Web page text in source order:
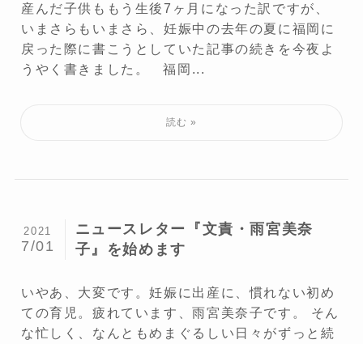
産んだ子供ももう生後7ヶ月になった訳ですが、
いまさらもいまさら、妊娠中の去年の夏に福岡に
戻った際に書こうとしていた記事の続きを今夜よ
うやく書きました。 福岡...
ニュースレター『文責・雨宮美奈
子』を始めます
2021
7/01
いやあ、大変です。妊娠に出産に、慣れない初め
ての育児。疲れています、雨宮美奈子です。 そん
な忙しく、なんともめまぐるしい日々がずっと続